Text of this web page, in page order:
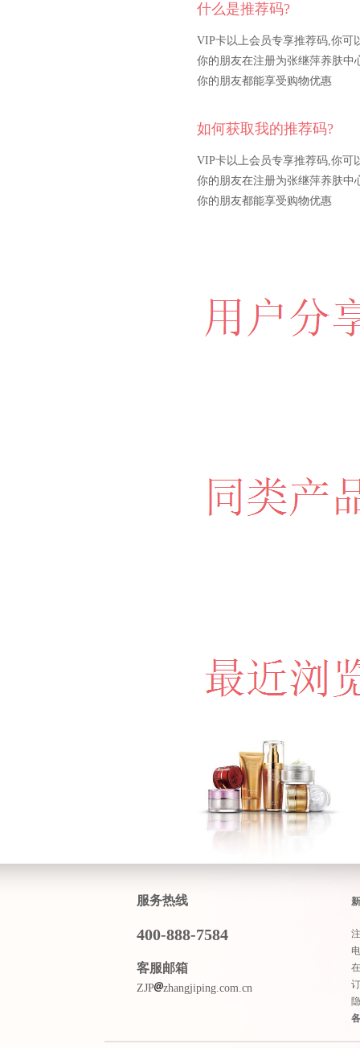
什么是推荐码?
VIP卡以上会员专享推荐码,你可
你的朋友在注册为张继萍养肤中
你的朋友都能享受购物优惠
如何获取我的推荐码?
VIP卡以上会员专享推荐码,你可
你的朋友在注册为张继萍养肤中
你的朋友都能享受购物优惠
服务热线
400-888-7584
客服邮箱
ZJP zhangjiping.com.cn